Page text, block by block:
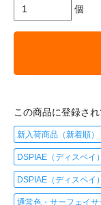
個
この商品に登録さ
新入荷商品（新着順）
DSPIAE（ディスペイ）
DSPIAE（ディスペイ）
通常色・サーフェイサ